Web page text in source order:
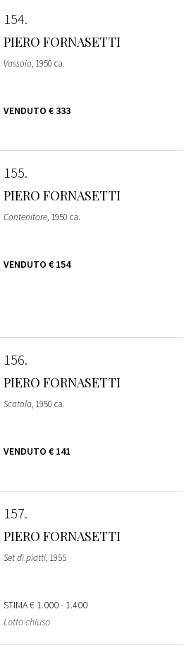
154
PIERO FORNASETTI
Vassoio, 1950 ca.
VENDUTO € 333
155
PIERO FORNASETTI
Contenitore, 1950 ca.
VENDUTO € 154
156
PIERO FORNASETTI
Scatola, 1950 ca.
VENDUTO € 141
157
PIERO FORNASETTI
Set di piatti, 1955
STIMA€ 1.000 - 1.400
Lotto chiuso